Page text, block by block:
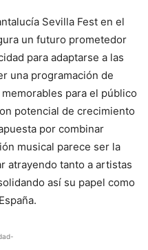
Sevilla Fest en el
un futuro prometedor
para adaptarse a las
una programación de
para el público
potencial de crecimiento
por combinar
musical parece ser la
atrayendo tanto a artistas
así su papel como